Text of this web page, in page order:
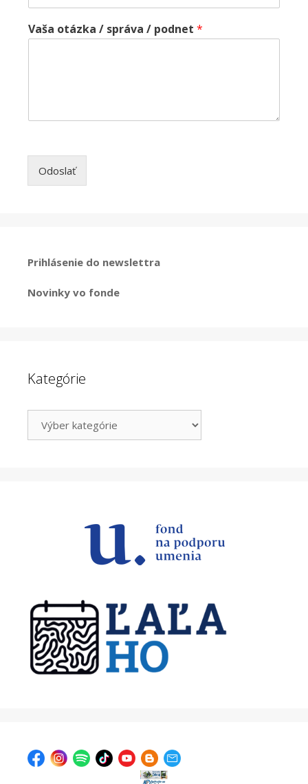
Vaša otázka / správa / podnet *
Odoslať
Prihlásenie do newslettra
Novinky vo fonde
Kategórie